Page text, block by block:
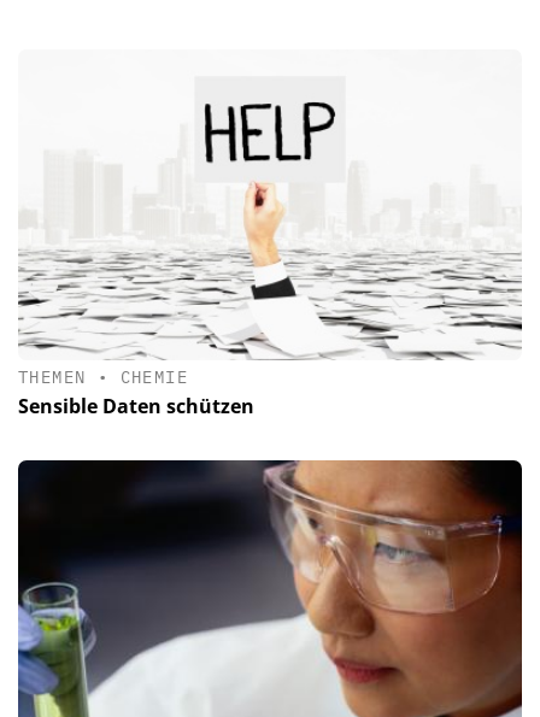
THEMEN • CHEMIE
Sensible Daten schützen